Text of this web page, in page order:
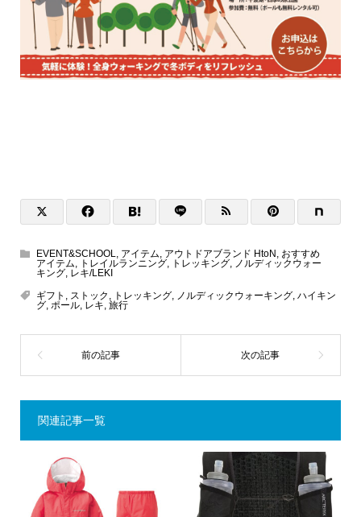
EVENT&SCHOOL, アイテム, アウトドアブランド HtoN, おすすめ
アイテム, トレイルランニング, トレッキング, ノルディックウォー
キング, レキ/LEKI
ギフト , ストック , トレッキング, ノルディックウォーキング, ハイキン
グ, ポール, レキ, 旅行
関連記事一覧